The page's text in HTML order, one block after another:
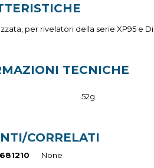
per rivelatori della serie XP95 e
TECNICHE
52g
CORRELATI
None